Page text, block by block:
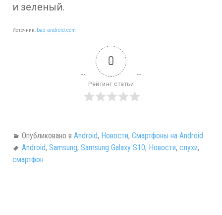
и зеленый.
Источник: bad-android.com
0
Рейтинг статьи
Опубликовано в Android, Новости, Смартфоны на Android
Android, Samsung, Samsung Galaxy S10, Новости, слухи,
смартфон